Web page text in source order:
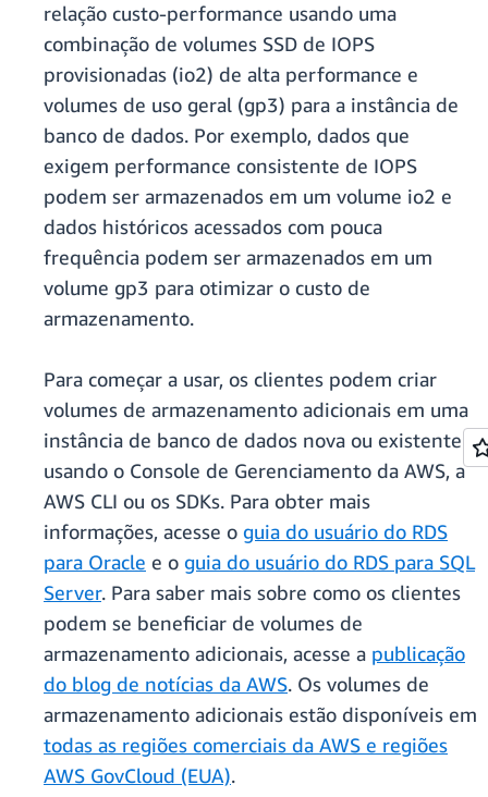
relação custo-performance usando uma
combinação de volumes SSD de IOPS
provisionadas (io2) de alta performance e
volumes de uso geral (gp3) para a instância de
banco de dados. Por exemplo, dados que
exigem performance consistente de IOPS
podem ser armazenados em um volume io2 e
dados históricos acessados com pouca
frequência podem ser armazenados em um
volume gp3 para otimizar o custo de
armazenamento.
Para começar a usar, os clientes podem criar
volumes de armazenamento adicionais em uma
instância de banco de dados nova ou existente
usando o Console de Gerenciamento da AWS, a
AWS CLI ou os SDKs. Para obter mais
informações, acesse o guia do usuário do RDS
para Oracle e o guia do usuário do RDS para SQL
Server. Para saber mais sobre como os clientes
podem se beneficiar de volumes de
armazenamento adicionais, acesse a publicação
do blog de notícias da AWS. Os volumes de
armazenamento adicionais estão disponíveis em
todas as regiões comerciais da AWS e regiões
AWS GovCloud (EUA).